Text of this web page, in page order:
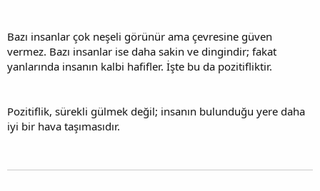
Bazı insanlar çok neşeli görünür ama çevresine güven
vermez. Bazı insanlar ise daha sakin ve dingindir; fakat
yanlarında insanın kalbi hafifler. İşte bu da pozitifliktir.
Pozitiflik, sürekli gülmek değil; insanın bulunduğu yere daha
iyi bir hava taşımasıdır.